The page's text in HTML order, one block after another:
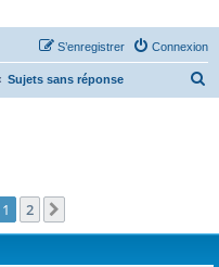
Connexion
S’enregistrer
Sujets sans réponse
c
1 2